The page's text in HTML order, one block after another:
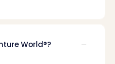
World®?